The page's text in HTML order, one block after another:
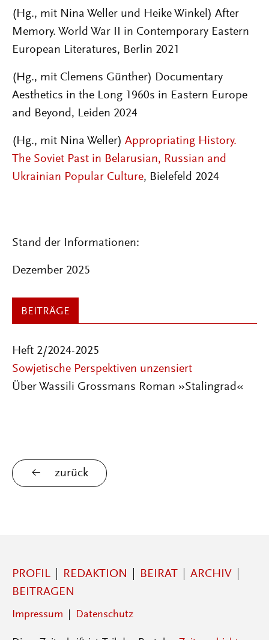
(Hg., mit Nina Weller und Heike Winkel) After
Memory. World War II in Contemporary Eastern
European Literatures, Berlin 2021
(Hg., mit Clemens Günther) Documentary
Aesthetics in the Long 1960s in Eastern Europe
and Beyond, Leiden 2024
(Hg., mit Nina Weller) Appropriating History.
The Soviet Past in Belarusian, Russian and
Ukrainian Popular Culture, Bielefeld 2024
Stand der Informationen:
Dezember 2025
BEITRÄGE
Heft 2/2024-2025
Sowjetische Perspektiven unzensiert
Über Wassili Grossmans Roman »Stalingrad«
zurück
PROFIL REDAKTION BEIRAT
ARCHIV
BEITRAGEN
Impressum Datenschutz